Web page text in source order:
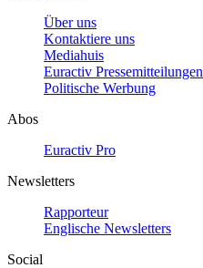
Über uns
Kontaktiere uns
Mediahuis
Euractiv Pressemitteilungen
Politische Werbung
Abos
Euractiv Pro
Newsletters
Rapporteur
Englische Newsletters
Social